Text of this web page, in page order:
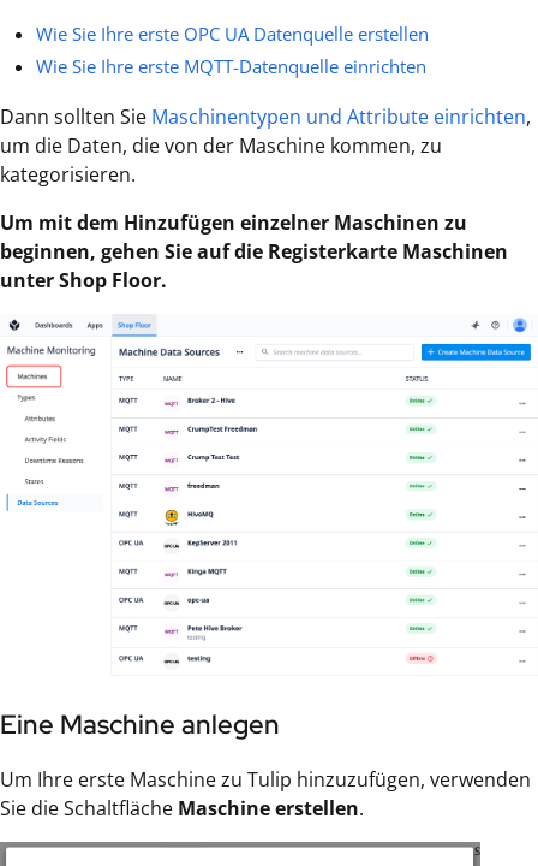
Wie Sie Ihre erste OPC UA Datenquelle erstellen
Wie Sie Ihre erste MQTT-Datenquelle einrichten
Dann sollten Sie Maschinentypen und Attribute einrichten,
um die Daten, die von der Maschine kommen, zu
kategorisieren.
Um mit dem Hinzufügen einzelner Maschinen zu
beginnen, gehen Sie auf die Registerkarte Maschinen
unter Shop Floor.
Eine Maschine anlegen
Um Ihre erste Maschine zu Tulip hinzuzufügen, verwenden
Sie die Schaltfläche Maschine erstellen.